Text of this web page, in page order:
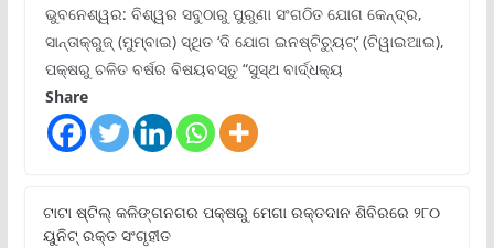
ଭୁବନେଶ୍ୱର: ବିଶ୍ୱର ସବୁଠାରୁ ପୁରୁଣା ସଂଗଠିତ ଯୋଗ କେନ୍ଦ୍ର,
ସାନ୍ତାକ୍ରୁଜ୍ (ମୁମ୍ବାଇ) ସ୍ଥିତ ‘ଦି ଯୋଗ ଇନଷ୍ଟିଚ୍ୟୁଟ୍‌’ (ଟିୱାଇଆଇ),
ପକ୍ଷରୁ ଚଳିତ ବର୍ଷର ବିଷୟବସ୍ତୁ “ସୁସ୍ଥ ବାର୍ଦ୍ଧକ୍ୟ
Share
ଟାଟା ଷ୍ଟିଲ୍‌ କଳିଙ୍ଗନଗର ପକ୍ଷରୁ ମେଗା ରକ୍ତଦାନ ଶିବିରରେ ୨୮୦
ୟୁନିଟ୍‌ ରକ୍ତ ସଂଗୃହୀତ